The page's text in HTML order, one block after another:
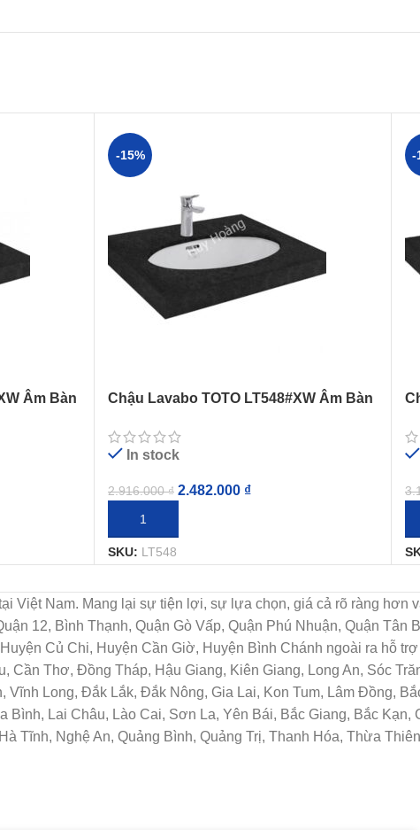
Âm Bàn
-15%
Chậu Lavabo TOTO LT548#XW Âm Bàn
In stock
2.916.000₫ 2.482.000 ₫
THÊM VÀO GIỎ HÀNG
SKU: LT548
-
Việt Nam. Mang lại sự tiện lợi, sự lựa chọn, giá cả rõ ràng hơn
12, Bình Thạnh, Quận Gò Vấp, Quận Phú Nhuận, Quận Tân
Củ Chi, Huyện Cần Giờ, Huyện Bình Chánh ngoài ra hỗ
Thơ, Đồng Tháp, Hậu Giang, Kiên Giang, Long An, Sóc
Vĩnh Long, Đắk Lắk, Đắk Nông, Gia Lai, Kon Tum, Lâm Đồng,
Lai Châu, Lào Cai, Sơn La, Yên Bái, Bắc Giang, Bắc Kạn,
Tĩnh, Nghệ An, Quảng Bình, Quảng Trị, Thanh Hóa, Thừa